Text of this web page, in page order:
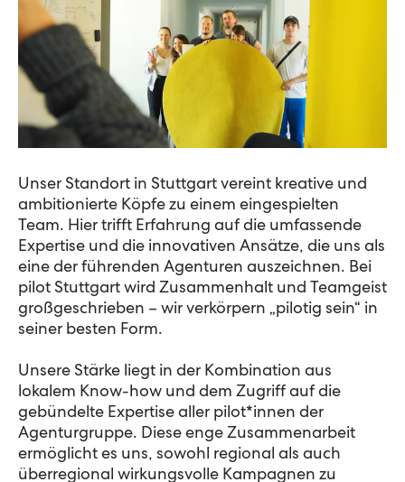
Unser Standort in Stuttgart vereint kreative und
ambitionierte Köpfe zu einem eingespielten
Team. Hier trifft Erfahrung auf die umfassende
Expertise und die innovativen Ansätze, die uns als
eine der führenden Agenturen auszeichnen. Bei
pilot Stuttgart wird Zusammenhalt und Teamgeist
großgeschrieben – wir verkörpern „pilotig sein“ in
seiner besten Form.
Unsere Stärke liegt in der Kombination aus
lokalem Know-how und dem Zugriff auf die
gebündelte Expertise aller pilot*innen der
Agenturgruppe. Diese enge Zusammenarbeit
ermöglicht es uns, sowohl regional als auch
überregional wirkungsvolle Kampagnen zu